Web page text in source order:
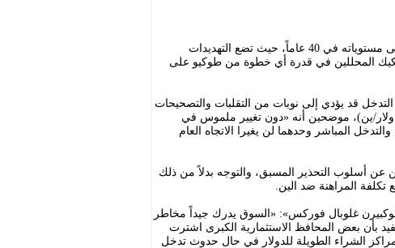
يظل الين الياباني تحت المجهر مع استقراره قرب أدنى مستوياته في 40 عاماً، حيث تضع التهديدات
المحللين في قدرة أي خطوة من طوكيو على
قد يؤدي إلى نوبات من التقلبات والتصحيحات
ين)، موضحين أنه «دون تغيير ملموس في
المباشر وحدهما لن يغيرا الاتجاه العام
عن أسلوب التحذير المسبق، والتوجه بدلاً من ذلك
المراهنة ضد الين.
غلوبال فوركس»: «السوق يدرك جيداً مخاطر
بأن بعض المحافظ الاستثمارية الكبرى اشترت
الشراء الطويلة للدولار في حال حدوث تدخل